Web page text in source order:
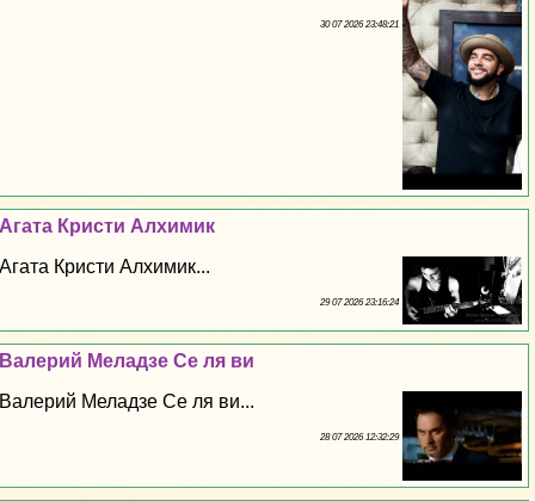
30 07 2026 23:48:21
Агата Кристи Алхимик
Агата Кристи Алхимик...
29 07 2026 23:16:24
Валерий Меладзе Се ля ви
Валерий Меладзе Се ля ви...
28 07 2026 12:32:29